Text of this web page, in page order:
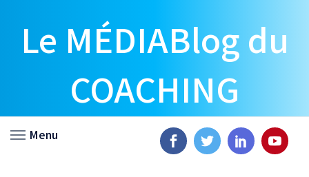
Le MÉDIABlog du
COACHING
Menu